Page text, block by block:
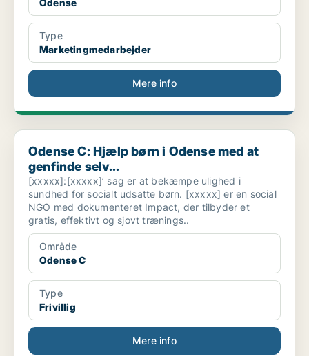
Odense
Type
Marketingmedarbejder
Mere info
Odense C: Hjælp børn i Odense med at genfinde selv...
Odense C: Hjælp børn i Odense med at
genfinde selv...
[xxxxx]:[xxxxx]’ sag er at bekæmpe ulighed i
sundhed for socialt udsatte børn. [xxxxx] er en social
NGO med dokumenteret Impact, der tilbyder et
gratis, effektivt og sjovt trænings..
Område
Odense C
Type
Frivillig
Mere info